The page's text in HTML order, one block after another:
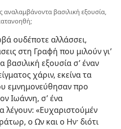
αναλαμβάνοντα βασιλική εξουσία,
ουδέποτε αλλάσσει,
στη Γραφή που μιλούν γι’
εξουσία σ’ έναν
χάριν, εκείνα τα
εμνημονεύθησαν προ
Ιωάννη, σ’ ένα
λέγουν: «Ευχαριστούμέν
ο Ων και ο Ην· διότι